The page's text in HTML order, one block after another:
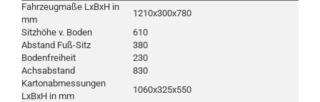
Fahrzeugmaße LxBxH in
mm
1210x300x780
Sitzhöhe v. Boden
610
Abstand Fuß-Sitz
380
Bodenfreiheit
230
Achsabstand
830
Kartonabmessungen
LxBxH in mm
1060x325x550